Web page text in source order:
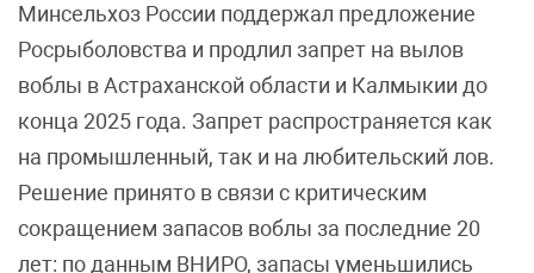
Минсельхоз России поддержал предложение
Росрыболовства и продлил запрет на вылов
воблы в Астраханской области и Калмыкии до
конца 2025 года. Запрет распространяется как
на промышленный, так и на любительский лов.
Решение принято в связи с критическим
сокращением запасов воблы за последние 20
лет: по данным ВНИРО, запасы уменьшились